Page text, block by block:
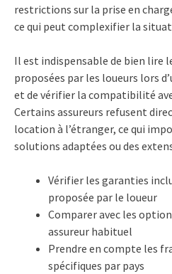
restrictions sur la prise en
ce qui peut complexifier la
Il est indispensable de bien lire
proposées par les loueurs lors
et de vérifier la compatibilité
Certains assureurs refusent
location à l’étranger, ce qui
solutions adaptées ou des
Vérifier les garanties
proposée par le loueur
Comparer avec les
assureur habituel
Prendre en compte les
spécifiques par pays